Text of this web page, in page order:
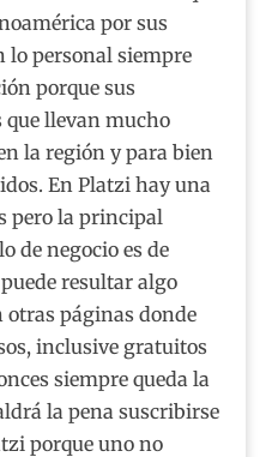
por sus
lo personal siempre
porque sus
que llevan mucho
la región y para bien
En Platzi hay una
pero la principal
de negocio es de
resultar algo
otras páginas donde
inclusive gratuitos
siempre queda la
la pena suscribirse
porque uno no